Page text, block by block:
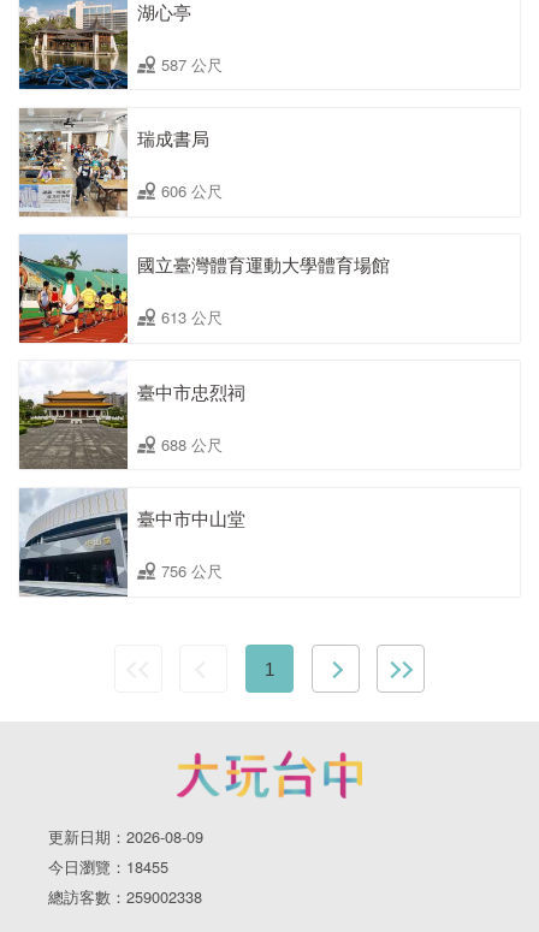
湖心亭
587 公尺
瑞成書局
606 公尺
國立臺灣體育運動大學體育場館
613 公尺
臺中市忠烈祠
688 公尺
臺中市中山堂
756 公尺
1
更新日期：2026-08-09
今日瀏覽：18455
總訪客數：259002338